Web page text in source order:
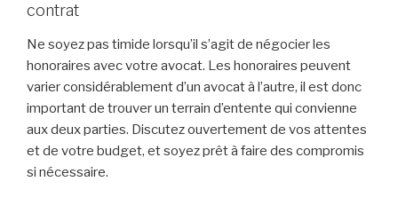
contrat
Ne soyez pas timide lorsqu’il s’agit de négocier les
honoraires avec votre avocat. Les honoraires peuvent
varier considérablement d’un avocat à l’autre, il est donc
important de trouver un terrain d’entente qui convienne
aux deux parties. Discutez ouvertement de vos attentes
et de votre budget, et soyez prêt à faire des compromis
si nécessaire.